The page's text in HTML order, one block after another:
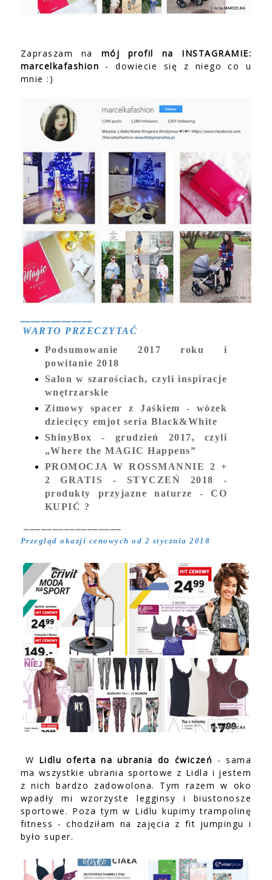
Zapraszam na mój profil na INSTAGRAMIE:
marcelkafashion - dowiecie się z niego co u
mnie :)
WARTO PRZECZYTAĆ
Podsumowanie 2017 roku i
powitanie 2018
Salon w szarościach, czyli inspiracje
wnętrzarskie
Zimowy spacer z Jaśkiem - wózek
dziecięcy emjot seria Black&White
ShinyBox - grudzień 2017, czyli
„Where the MAGIC Happens”
PROMOCJA W ROSSMANNIE 2 +
2 GRATIS - STYCZEŃ 2018 -
produkty przyjazne naturze - CO
KUPIĆ ?
Przegląd okazji cenowych od 2 stycznia 2018
W Lidlu oferta na ubrania do ćwiczeń - sama
ma wszystkie ubrania sportowe z Lidla i jestem
z nich bardzo zadowolona. Tym razem w oko
wpadły mi wzorzyste legginsy i biustonosze
sportowe. Poza tym w Lidlu kupimy trampolinę
fitness - chodziłam na zajęcia z fit jumpingu i
było super.